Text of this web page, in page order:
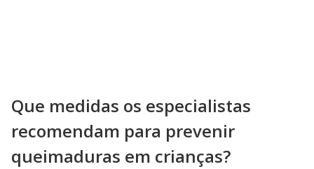
Que medidas os especialistas
recomendam para prevenir
queimaduras em crianças?